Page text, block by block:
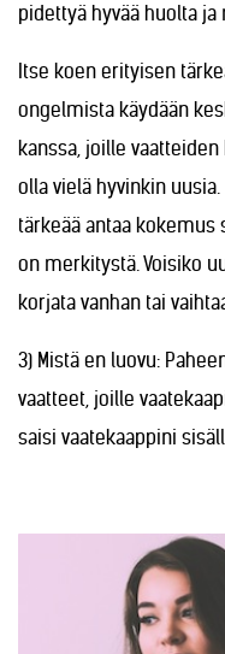
pidettyä hyvää huolta ja
Itse koen erityisen
ongelmista käydään
kanssa, joille
olla vielä hyvinkin
tärkeää antaa
on merkitystä. Voisiko
korjata vanhan tai
3) Mistä en luovu:
vaatteet, joille
saisi vaatekaappini